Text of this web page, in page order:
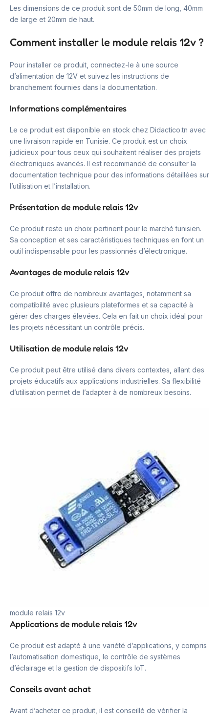
Les dimensions de ce produit sont de 50mm de long, 40mm
de large et 20mm de haut.
Comment installer le module relais 12v ?
Pour installer ce produit, connectez-le à une source
d’alimentation de 12V et suivez les instructions de
branchement fournies dans la documentation.
Informations complémentaires
Le ce produit est disponible en stock chez Didactico.tn avec
une livraison rapide en Tunisie. Ce produit est un choix
judicieux pour tous ceux qui souhaitent réaliser des projets
électroniques avancés. Il est recommandé de consulter la
documentation technique pour des informations détaillées sur
l’utilisation et l’installation.
Présentation de module relais 12v
Ce produit reste un choix pertinent pour le marché tunisien.
Sa conception et ses caractéristiques techniques en font un
outil indispensable pour les passionnés d’électronique.
Avantages de module relais 12v
Ce produit offre de nombreux avantages, notamment sa
compatibilité avec plusieurs plateformes et sa capacité à
gérer des charges élevées. Cela en fait un choix idéal pour
les projets nécessitant un contrôle précis.
Utilisation de module relais 12v
Ce produit peut être utilisé dans divers contextes, allant des
projets éducatifs aux applications industrielles. Sa flexibilité
d’utilisation permet de l’adapter à de nombreux besoins.
module relais 12v
Applications de module relais 12v
Ce produit est adapté à une variété d’applications, y compris
l’automatisation domestique, le contrôle de systèmes
d’éclairage et la gestion de dispositifs IoT.
Conseils avant achat
Avant d’acheter ce produit, il est conseillé de vérifier la